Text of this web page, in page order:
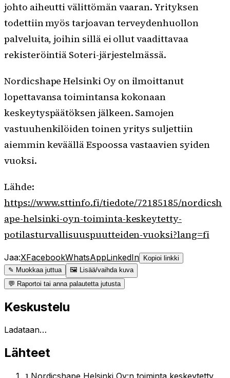
johto aiheutti välittömän vaaran. Yrityksen
todettiin myös tarjoavan terveydenhuollon
palveluita, joihin sillä ei ollut vaadittavaa
rekisteröintiä Soteri-järjestelmässä.
Nordicshape Helsinki Oy on ilmoittanut
lopettavansa toimintansa kokonaan
keskeytyspäätöksen jälkeen. Samojen
vastuuhenkilöiden toinen yritys suljettiin
aiemmin keväällä Espoossa vastaavien syiden
vuoksi.
Lähde:
https://www.sttinfo.fi/tiedote/72185185/nordicsh
ape-helsinki-oyn-toiminta-keskeytetty-
potilasturvallisuuspuutteiden-vuoksi?lang=fi
Jaa:XFacebookWhatsAppLinkedIn
Kopioi linkki
✎ Muokkaa juttua
🖼 Lisää/vaihda kuva
💬 Raportoi tai anna palautetta jutusta
Keskustelu
Ladataan…
Lähteet